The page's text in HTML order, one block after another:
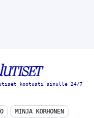
kootusti sinulle 24/7
MINJA KORHONEN